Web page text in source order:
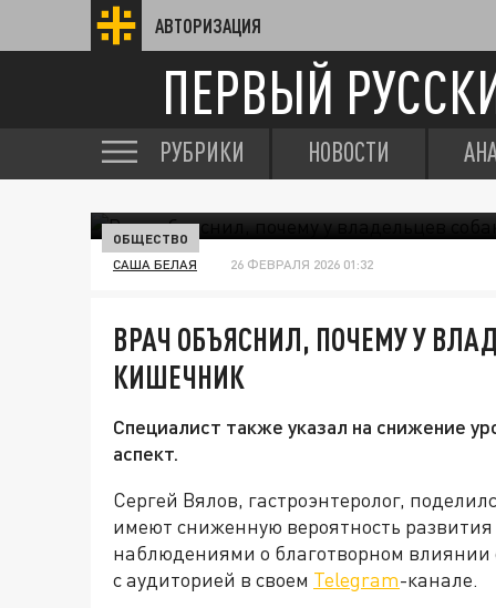
АВТОРИЗАЦИЯ
ПЕРВЫЙ
РУБРИКИ НОВОСТИ
ОБЩЕСТВО
САША БЕЛАЯ 26 ФЕВРАЛЯ 2026 01:32
ВРАЧ ОБЪЯСНИЛ, ПОЧЕМУ У
КИШЕЧНИК
Специалист также указал на снижение
аспект.
Сергей Вялов, гастроэнтеролог,
имеют сниженную вероятность
наблюдениями о благотворном
с аудиторией в своем Telegram-канале.